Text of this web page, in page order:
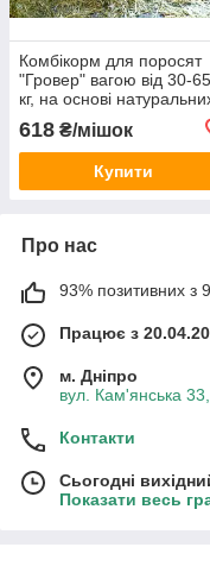
Комбікорм для поросят
"Гровер" вагою від 30-65
кг, на основі
618 ₴/мішок
Купити
Про нас
93% позитивних з
Працює з
м. Дніпро
вул. Кам'янська
Контакти
Сьогодні
Показати весь